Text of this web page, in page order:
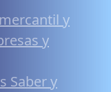
y
y
Saber y